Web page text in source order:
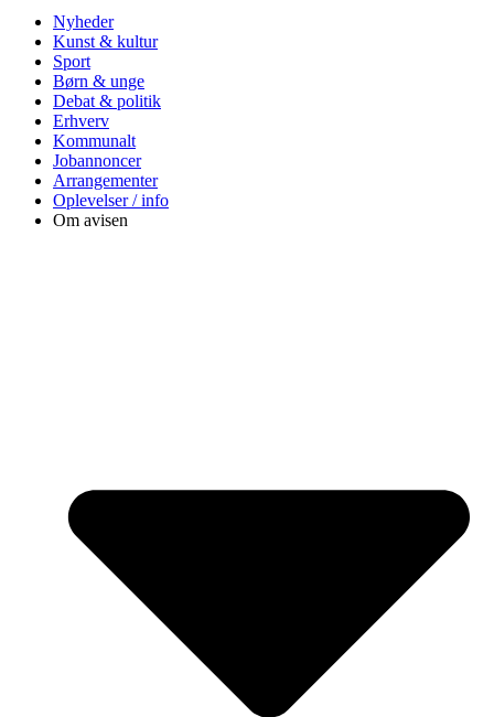
Nyheder
Kunst & kultur
Sport
Børn & unge
Debat & politik
Erhverv
Kommunalt
Jobannoncer
Arrangementer
Oplevelser / info
Om avisen